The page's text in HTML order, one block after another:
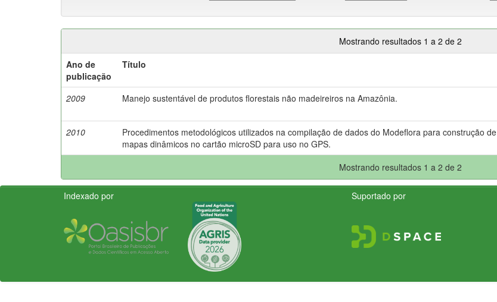
Mostrando resultados 1 a 2 de 2
Ano de
publicação
Título
2009 Manejo sustentável de produtos florestais não madeireiros na Amazônia.
2010
Procedimentos metodológicos utilizados na compilação de dados do Modeflora para construção de
mapas dinâmicos no cartão microSD para uso no GPS.
Mostrando resultados 1 a 2 de 2
Indexado por Suportado por